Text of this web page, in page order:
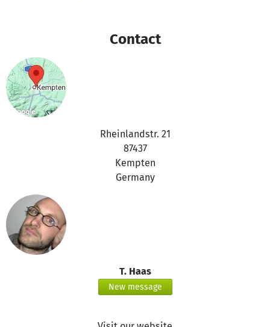
Contact
Rheinlandstr. 21
87437
Kempten
Germany
T. Haas
New message